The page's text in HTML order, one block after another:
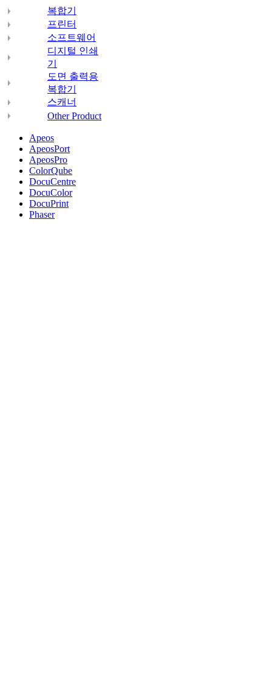
복합기
프린터
소프트웨어
디지털 인쇄
기
도면 출력용
복합기
스캐너
Other Product
Apeos
ApeosPort
ApeosPro
ColorQube
DocuCentre
DocuColor
DocuPrint
Phaser